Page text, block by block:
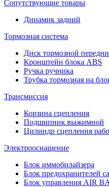
Сопутствующие товары
Динамик задний
Тормозная система
Диск тормозной
Кронштейн блока ABS
Ручка ручника
Трубка тормозная на
Трансмиссия
Корзина сцепления
Подшипник выжимной
Цилиндр сцепления
Электрооснащение
Блок иммобилайзера
Блок предохранителей
Блок управления AIR